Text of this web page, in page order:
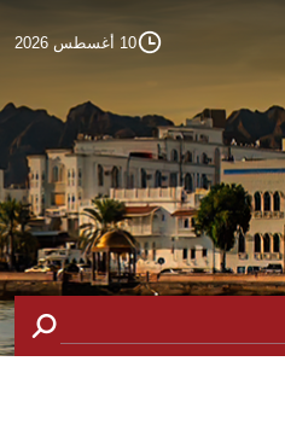
10 أغسطس 2026